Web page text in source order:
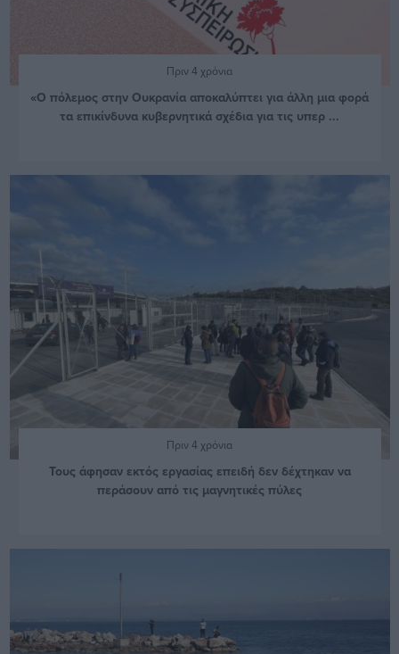
Πριν 4 χρόνια
«Ο πόλεμος στην Ουκρανία αποκαλύπτει για άλλη μια φορά
τα επικίνδυνα κυβερνητικά σχέδια για τις υπερ ...
Πριν 4 χρόνια
Τους άφησαν εκτός εργασίας επειδή δεν δέχτηκαν να
περάσουν από τις μαγνητικές πύλες